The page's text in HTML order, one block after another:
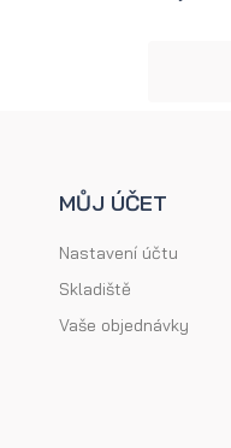
vousy
vousy
MŮJ ÚČET
Nastavení účtu
Skladiště
Vaše objednávky